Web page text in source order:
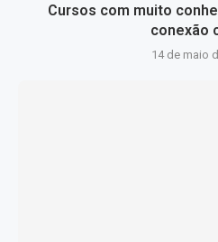
Cursos com muito
conexão
14 de maio